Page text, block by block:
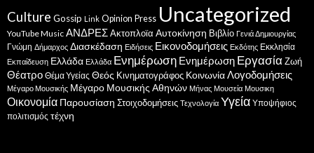
Culture Gossip Link Opinion Press Uncategorized
YouTube Music ΑΝΔΡΕΣΑκτοπλοϊα Αυτοκίνηση Βιβλίο Γενιά Δημιουργίας
Γνώμη Δήμαρχος Διασκέδαση Ειδήσεις Εικονοδομήσεις Εκδότης Εκκλησία
Εκπαίδευση Ελλάδα Ελλάδα Ενημέρωση Ενημέρωση ΕργασίαΖωή
Θέατρο Θέμα Υγείας Θεός Κινηματογράφος Κοινωνία Λογοδομήσεις
Μέγαρο Μουσικής Μέγαρο Μουσικής Αθηνών Μήνας Μουσεία Μουσικη
Οικονομία Παρουσίαση Στοιχοδομήσεις Τεχνολογία Υγεία Υποψήφιος
πολιτισμός τέχνη